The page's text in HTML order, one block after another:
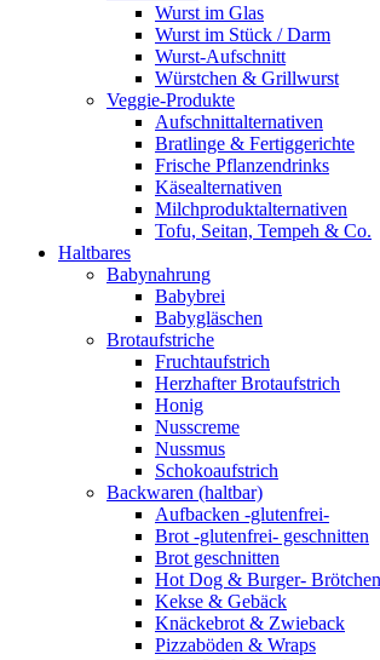
Wurst im Glas
Wurst im Stück / Darm
Wurst-Aufschnitt
Würstchen & Grillwurst
Veggie-Produkte
Aufschnittalternativen
Bratlinge & Fertiggerichte
Frische Pflanzendrinks
Käsealternativen
Milchproduktalternativen
Tofu, Seitan, Tempeh & Co.
Haltbares
Babynahrung
Babybrei
Babygläschen
Brotaufstriche
Fruchtaufstrich
Herzhafter Brotaufstrich
Honig
Nusscreme
Nussmus
Schokoaufstrich
Backwaren (haltbar)
Aufbacken -glutenfrei-
Brot -glutenfrei- geschnitten
Brot geschnitten
Hot Dog & Burger- Brötchen
Kekse & Gebäck
Knäckebrot & Zwieback
Pizzaböden & Wraps